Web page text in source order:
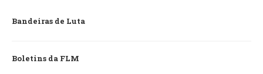
Bandeiras de Luta
Boletins da FLM